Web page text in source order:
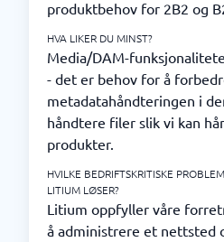
produktbehov for 2B2 og
HVA LIKER DU MINST?
Media/DAM-
- det er behov for å
metadatahåndteringen i
håndtere filer slik vi kan
produkter.
HVILKE BEDRIFTSKRITISKE
LITIUM LØSER?
Litium oppfyller våre
å administrere et nettsted